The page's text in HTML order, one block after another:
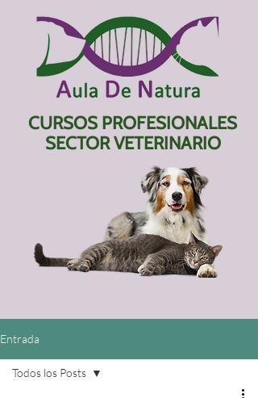
CURSOS PROFESIONALES
SECTOR VETERINARIO
Entrada
Todos los Posts